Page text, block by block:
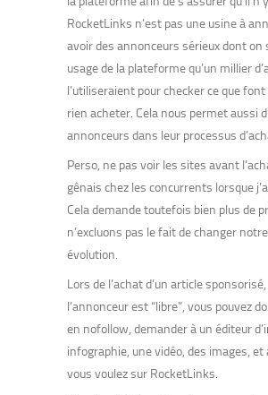
RocketLinks n’est pas une usine à
avoir des annonceurs sérieux dont on
usage de la plateforme qu’un millier
l’utiliseraient pour checker ce que
rien acheter. Cela nous permet aussi
annonceurs dans leur processus
Perso, ne pas voir les sites avant
gênais chez les concurrents lorsque
Cela demande toutefois bien plus de
n’excluons pas le fait de changer
évolution.
Lors de l’achat d’un article
l’annonceur est “libre”, vous pouvez
en nofollow, demander à un éditeur
infographie, une vidéo, des images, et
vous voulez sur RocketLinks.